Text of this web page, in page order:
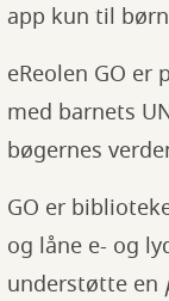
app kun til
eReolen GO er
med barnets
bøgernes
GO er
og låne e- og
understøtte en